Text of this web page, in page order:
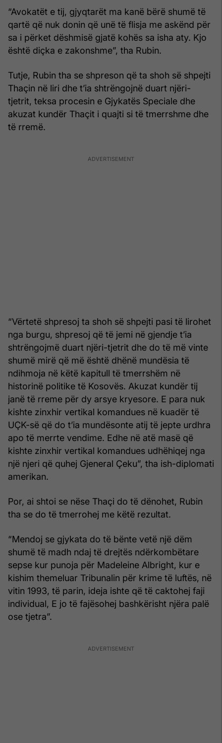
“Avokatët e tij, gjyqtarët ma kanë bërë shumë të
qartë që nuk donin që unë të flisja me askënd për
sa i përket dëshmisë gjatë kohës sa isha aty. Kjo
është diçka e zakonshme”, tha Rubin.
Tutje, Rubin tha se shpreson që ta shoh së shpejti
Thaçin në liri dhe t’ia shtrëngojnë duart njëri-
tjetrit, teksa procesin e Gjykatës Speciale dhe
akuzat kundër Thaçit i quajti si të tmerrshme dhe
të rremë.
“Vërtetë shpresoj ta shoh së shpejti pasi të lirohet
nga burgu, shpresoj që të jemi në gjendje t’ia
shtrëngojmë duart njëri-tjetrit dhe do të më vinte
shumë mirë që më është dhënë mundësia të
ndihmoja në këtë kapitull të tmerrshëm në
historinë politike të Kosovës. Akuzat kundër tij
janë të rreme për dy arsye kryesore. E para nuk
kishte zinxhir vertikal komandues në kuadër të
UÇK-së që do t’ia mundësonte atij të jepte urdhra
apo të merrte vendime. Edhe në atë masë që
kishte zinxhir vertikal komandues udhëhiqej nga
një njeri që quhej Gjeneral Çeku”, tha ish-diplomati
amerikan.
Por, ai shtoi se nëse Thaçi do të dënohet, Rubin
tha se do të tmerrohej me këtë rezultat.
“Mendoj se gjykata do të bënte vetë një dëm
shumë të madh ndaj të drejtës ndërkombëtare
sepse kur punoja për Madeleine Albright, kur e
kishim themeluar Tribunalin për krime të luftës, në
vitin 1993, të parin, ideja ishte që të caktohej faji
individual, E jo të fajësohej bashkërisht njëra palë
ose tjetra”.